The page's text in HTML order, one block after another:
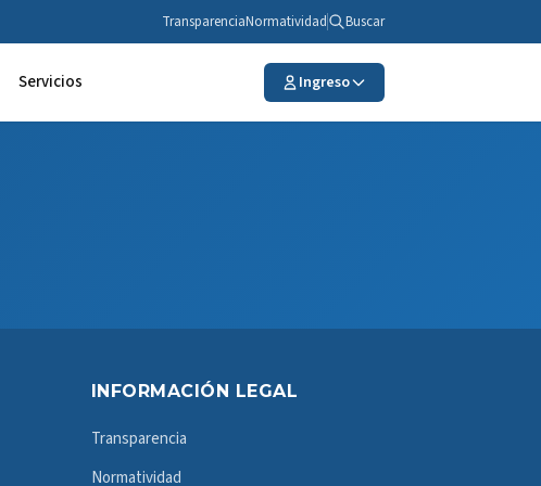
TransparenciaNormatividad Buscar
Servicios Ingreso
INFORMACIÓN LEGAL
Transparencia
Normatividad